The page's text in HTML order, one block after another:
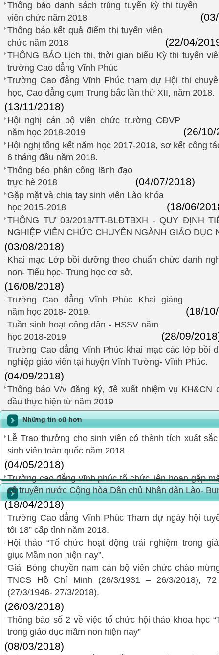
Thông báo danh sách trúng tuyển kỳ thi tuyển
viên chức năm 2018
Thông báo kết quả điểm thi tuyển viên
chức năm 2018
(22/04/
THÔNG BÁO Lịch thi, thời gian biểu Kỳ thi tuyển
trường Cao đẳng Vĩnh Phúc
Trường Cao đẳng Vĩnh Phúc tham dự Hội thi
học, Cao đẳng cụm Trung bắc lần thứ XII, năm 2018.
(13/11/2018)
Hội nghị cán bộ viên chức trường CĐVP
năm học 2018-2019
(26/10/
Hội nghị tổng kết năm học 2017-2018, sơ kết công
6 tháng đầu năm 2018.
Thông báo phân công lãnh đạo
trực hè 2018
(04/07/2018)
Gặp mặt và chia tay sinh viên Lào khóa
học 2015-2018
(18/06/
THÔNG TƯ 03/2018/TT-BLĐTBXH - QUY ĐỊNH
NGHIỆP VIÊN CHỨC CHUYÊN NGÀNH GIÁO DỤC
(03/08/2018)
Khai mạc Lớp bồi dưỡng theo chuẩn chức danh
non- Tiểu học- Trung học cơ sở.
(16/08/2018)
Trường Cao đẳng Vĩnh Phúc Khai giảng
năm học 2018- 2019.
(18/
Tuần sinh hoạt công dân - HSSV năm
học 2018-2019
(28/09/
Trường Cao đẳng Vĩnh Phúc khai mạc các lớp bồi
nghiệp giáo viên tại huyện Vĩnh Tường- Vĩnh Phúc.
(04/09/2018)
Thông báo V/v đăng ký, đề xuất nhiệm vụ KH&CN
đầu thực hiện từ năm 2019
Những tin cũ hơn
Lễ Trao thưởng cho sinh viên có thành tích xuất
sinh viên toàn quốc năm 2018.
(04/05/2018)
Trường cao đẳng vĩnh phúc tổ chức liên hoan gặp
cổ truyền nước Cộng hòa Dân chủ Nhân dân Lào-
(18/04/2018)
Trường Cao đẳng Vĩnh Phúc Tham dự ngày hội
tôi 18” cấp tỉnh năm 2018.
Hội thảo “Tổ chức hoạt động trải nghiệm trong
giục Mầm non hiện nay”.
Giải Bóng chuyền nam cán bộ viên chức chào
TNCS Hồ Chí Minh (26/3/1931 – 26/3/2018),
(27/3/1946- 27/3/2018).
(26/03/2018)
Thông báo số 2 về việc tổ chức hội thảo khoa học
trong giáo dục mầm non hiện nay”
(08/03/2018)